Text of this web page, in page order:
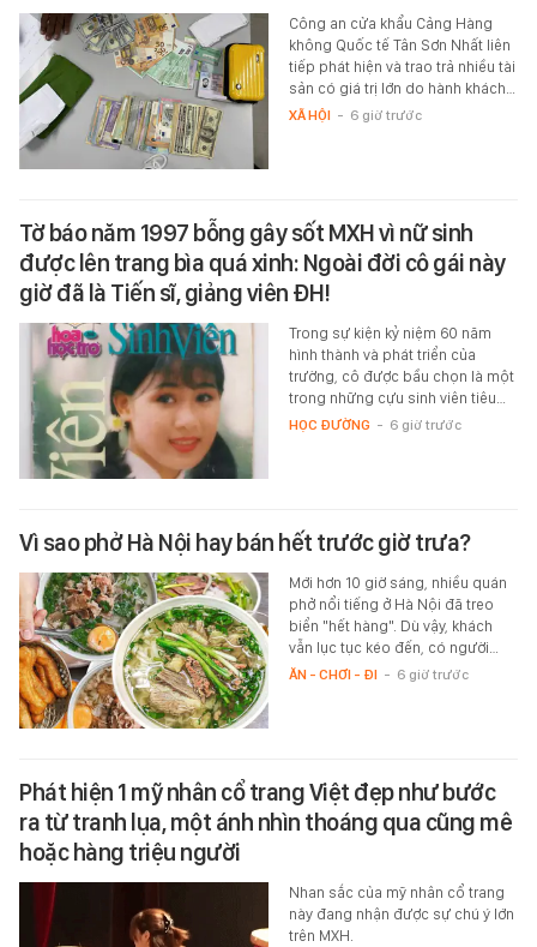
Công an cửa khẩu Cảng Hàng
không Quốc tế Tân Sơn Nhất liên
tiếp phát hiện và trao trả nhiều tài
sản có giá trị lớn do hành khách…
XÃ HỘI - 6 giờ trước
Tờ báo năm 1997 bỗng gây sốt MXH vì nữ sinh
được lên trang bìa quá xinh: Ngoài đời cô gái này
giờ đã là Tiến sĩ, giảng viên ĐH!
Trong sự kiện kỷ niệm 60 năm
hình thành và phát triển của
trường, cô được bầu chọn là một
trong những cựu sinh viên tiêu…
HỌC ĐƯỜNG - 6 giờ trước
Vì sao phở Hà Nội hay bán hết trước giờ trưa?
Mới hơn 10 giờ sáng, nhiều quán
phở nổi tiếng ở Hà Nội đã treo
biển "hết hàng". Dù vậy, khách
vẫn lục tục kéo đến, có người…
ĂN - CHƠI - ĐI - 6 giờ trước
Phát hiện 1 mỹ nhân cổ trang Việt đẹp như bước
ra từ tranh lụa, một ánh nhìn thoáng qua cũng mê
hoặc hàng triệu người
Nhan sắc của mỹ nhân cổ trang
này đang nhận được sự chú ý lớn
trên MXH.